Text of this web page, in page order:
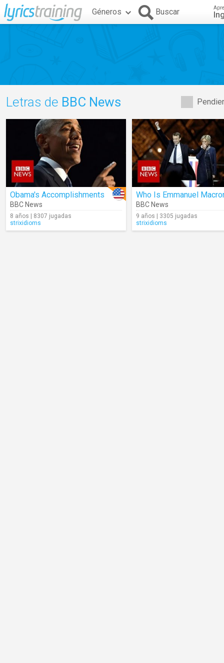
Géneros Buscar
Letras de BBC News
Obama's Accomplishments
BBC News
8 años | 8307 jugadas
strixidioms
Who Is Emmanuel
BBC News
9 años | 3305 jugadas
strixidioms